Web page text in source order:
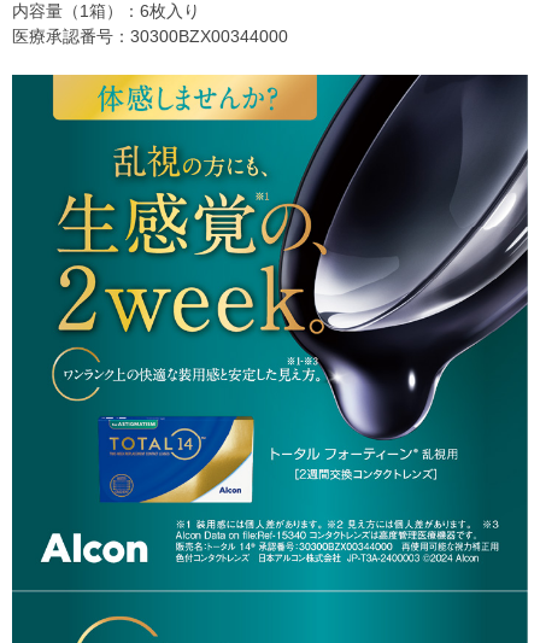
内容量（1箱）：6枚入り
医療承認番号：30300BZX00344000